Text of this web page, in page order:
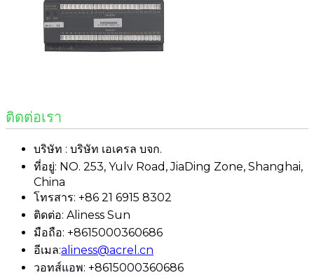
ติดต่อเรา
บริษัท : บริษัท เอเครล บจก.
ที่อยู่: NO. 253, Yulv Road, JiaDing Zone, Shanghai,
China
โทรสาร: +86 21 6915 8302
ติดต่อ: Aliness Sun
มือถือ: +8615000360686
อีเมล:aliness@acrel.cn
วอทส์แอพ: +8615000360686